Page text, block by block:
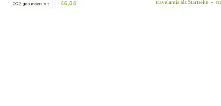
travelantis als Startseite -